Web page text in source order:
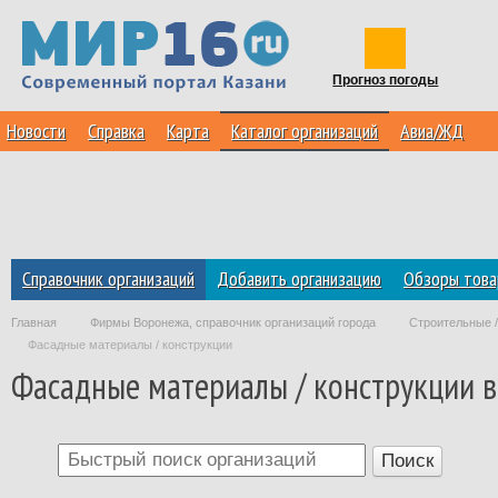
Прогноз погоды
Новости Справка Карта Каталог организаций Авиа/ЖД
Справочник организаций Добавить организацию Обзоры
Главная Фирмы Воронежа, справочник организаций города
Строительные
Фасадные материалы / конструкции
Фасадные материалы / конструкции